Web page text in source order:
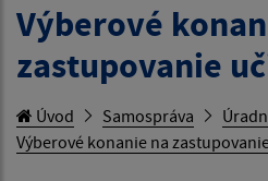
Výberové
zastupovanie
Úvod Samospráva
Výberové konanie na